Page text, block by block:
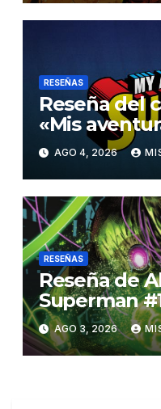
RESEÑAS
Reseña del
«Mis
Superman»
AGO 4, 2026
RESEÑAS
Reseña de
Superman
AGO 3, 2026